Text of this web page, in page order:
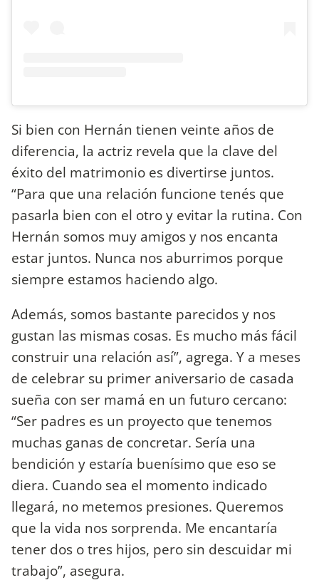
Si bien con Hernán tienen veinte años de
diferencia, la actriz revela que la clave del
éxito del matrimonio es divertirse juntos.
“Para que una relación funcione tenés que
pasarla bien con el otro y evitar la rutina. Con
Hernán somos muy amigos y nos encanta
estar juntos. Nunca nos aburrimos porque
siempre estamos haciendo algo.
Además, somos bastante parecidos y nos
gustan las mismas cosas. Es mucho más fácil
construir una relación así”, agrega. Y a meses
de celebrar su primer aniversario de casada
sueña con ser mamá en un futuro cercano:
“Ser padres es un proyecto que tenemos
muchas ganas de concretar. Sería una
bendición y estaría buenísimo que eso se
diera. Cuando sea el momento indicado
llegará, no metemos presiones. Queremos
que la vida nos sorprenda. Me encantaría
tener dos o tres hijos, pero sin descuidar mi
trabajo”, asegura.